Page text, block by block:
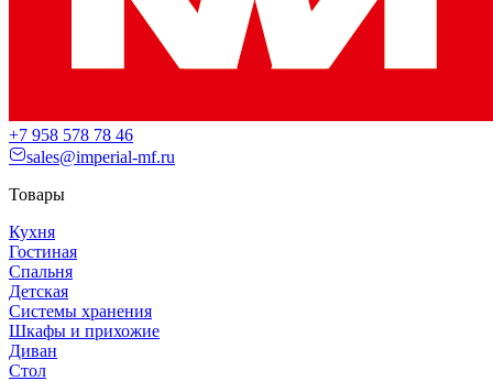
+7 958 578 78 46
sales@imperial-mf.ru
Товары
Кухня
Гостиная
Спальня
Детская
Системы хранения
Шкафы и прихожие
Диван
Стол